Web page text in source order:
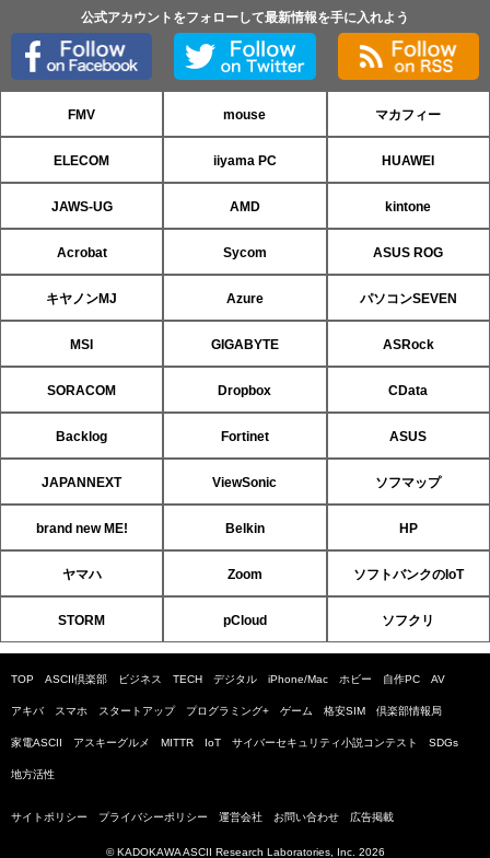
公式アカウントをフォローして最新情報を手に入れよう
FMV mouse マカフィー
ELECOM iiyama PC HUAWEI
JAWS-UG AMD kintone
Acrobat Sycom ASUS ROG
キヤノンMJ Azure パソコンSEVEN
MSI GIGABYTE ASRock
SORACOM Dropbox CData
Backlog Fortinet ASUS
JAPANNEXT ViewSonic ソフマップ
brand new ME! Belkin HP
ヤマハ Zoom ソフトバンクのIoT
STORM pCloud ソフクリ
TOP ASCII倶楽部 ビジネス TECH デジタル iPhone/Mac ホビー 自作PC AV
アキバ スマホ スタートアップ プログラミング+ ゲーム 格安SIM 倶楽部情報局
家電ASCII アスキーグルメ MITTR IoT サイバーセキュリティ小説コンテスト SDGs
地方活性
サイトポリシー プライバシーポリシー 運営会社 お問い合わせ 広告掲載
© KADOKAWA ASCII Research Laboratories, Inc. 2026